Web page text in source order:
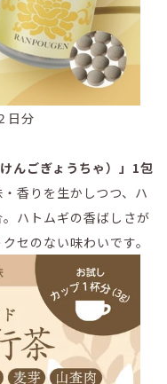
日分
んごぎょうちゃ）」1包
香りを生かしつつ、ハ
ハトムギの香ばしさが
セのない味わいです。